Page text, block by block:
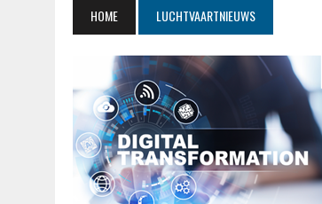
AUGUSTUS 5, 2026 | OEKRAÏENSE ANTONOV
AUGUSTUS 5, 2026 | RAAMSTOELTJE IN DE
HOME LUCHTVAARTNIEUWS